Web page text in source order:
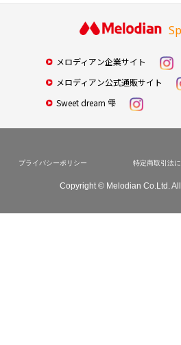
メロディアン企業サイト
メロディアン公式通販サイト
Sweet dream 雫
Copyright © Melodian Co.Ltd.
プライバシーポリシー 特定商取引法